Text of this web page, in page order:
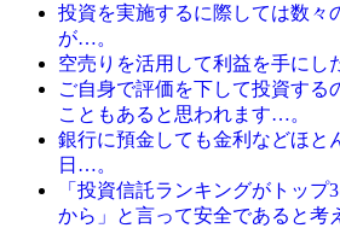
投資を実施するに際しては数々
が…。
空売りを活用して利益を手にし
ご自身で評価を下して投資する
こともあると思われます…。
銀行に預金しても金利などほと
日…。
「投資信託ランキングがトップ
から」と言って安全であると考